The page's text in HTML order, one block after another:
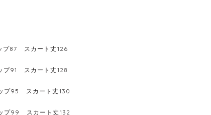
87 スカート丈126
91 スカート丈128
プ95 スカート丈130
プ99 スカート丈132